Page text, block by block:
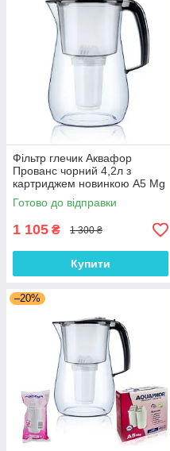
Фільтр глечик Аквафор
Прованс чорний 4,2л з
картриджем новинкою А5 Mg
Готово до відправки
1 105 ₴ 1 300 ₴
Купити
–20%